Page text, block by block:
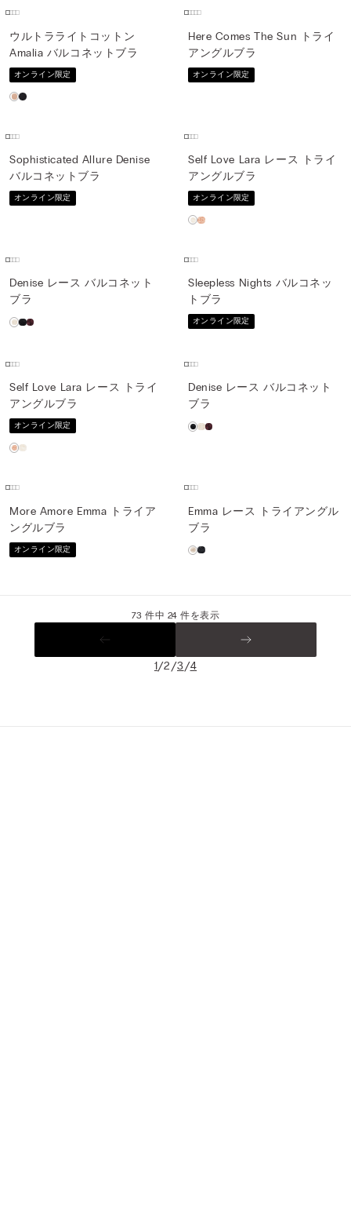
ウルトラライトコットン
Amalia バルコネットブラ
オンライン限定
Here Comes The Sun トライ
アングルブラ
オンライン限定
Sophisticated Allure Denise
バルコネットブラ
オンライン限定
Self Love Lara レース トライ
アングルブラ
オンライン限定
Denise レース バルコネット
ブラ
Sleepless Nights バルコネッ
トブラ
オンライン限定
Self Love Lara レース トライ
アングルブラ
オンライン限定
Denise レース バルコネット
ブラ
More Amore Emma トライア
ングルブラ
オンライン限定
Emma レース トライアングル
ブラ
73 件中 24 件を表示
1/2/3/4